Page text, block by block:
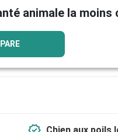
animale la moins
Chien aux poils